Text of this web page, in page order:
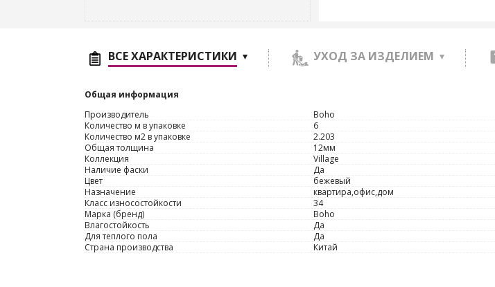
ВСЕ ХАРАКТЕРИСТИКИ УХОД ЗА ИЗДЕЛИЕМ
Общая информация
Производитель
Boho
Количество м в упаковке
6
Количество м2 в упаковке
2.203
Общая толщина
12мм
Коллекция
Village
Наличие фаски
Да
Цвет
бежевый
Назначение
квартира,офис,дом
Класс износостойкости
34
Марка (бренд)
Boho
Влагостойкость
Да
Для теплого пола
Да
Страна производства
Китай